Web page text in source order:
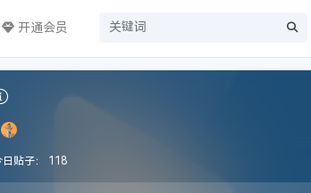
开通会员
日贴子： 118